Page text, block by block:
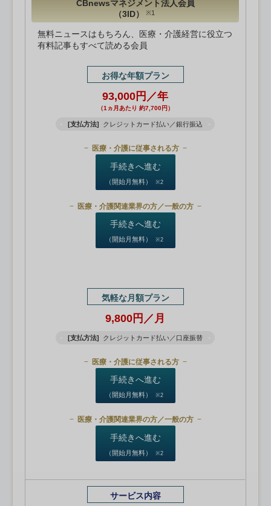
CBnewsマネジメント法人会員
（3ID）
※1
無料ニュースはもちろん、医療・介護経営に役立つ
有料記事もすべて読める会員
お得な年額プラン
93,000円／年
（1ヵ月あたり 約7,700円）
[支払方法] クレジットカード払い／銀行振込
医療・介護に従事される方
手続きへ進む
（開始月無料） ※2
医療・介護関連業界の方／一般の方
手続きへ進む
（開始月無料） ※2
気軽な月額プラン
9,800円／月
[支払方法] クレジットカード払い／口座振替
医療・介護に従事される方
手続きへ進む
（開始月無料） ※2
医療・介護関連業界の方／一般の方
手続きへ進む
（開始月無料） ※2
サービス内容